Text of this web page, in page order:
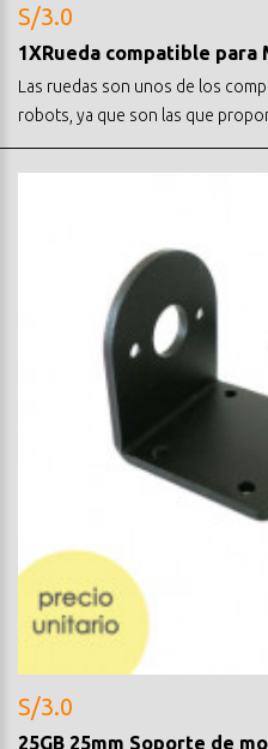
S/3.0
1XRueda compatible
Las ruedas son unos de los
robots, ya que son las que
S/3.0
25GB 25mm Soporte de